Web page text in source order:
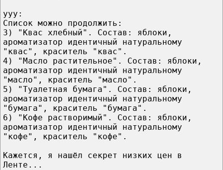
yyy:
Список можно продолжить:
3) "Квас хлебный". Состав: яблоки,
ароматизатор идентичный натуральному
"квас", краситель "квас".
4) "Масло растительное". Состав: яблоки,
ароматизатор идентичный натуральному
"масло", краситель "масло".
5) "Туалетная бумага". Состав: яблоки,
ароматизатор идентичный натуральному
"бумага", краситель "бумага".
6) "Кофе растворимый". Состав: яблоки,
ароматизатор идентичный натуральному
"кофе", краситель "кофе".
Кажется, я нашёл секрет низких цен в
Ленте...